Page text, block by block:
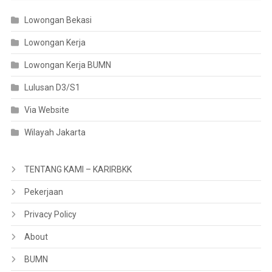
Lowongan Bekasi
Lowongan Kerja
Lowongan Kerja BUMN
Lulusan D3/S1
Via Website
Wilayah Jakarta
TENTANG KAMI – KARIRBKK
Pekerjaan
Privacy Policy
About
BUMN